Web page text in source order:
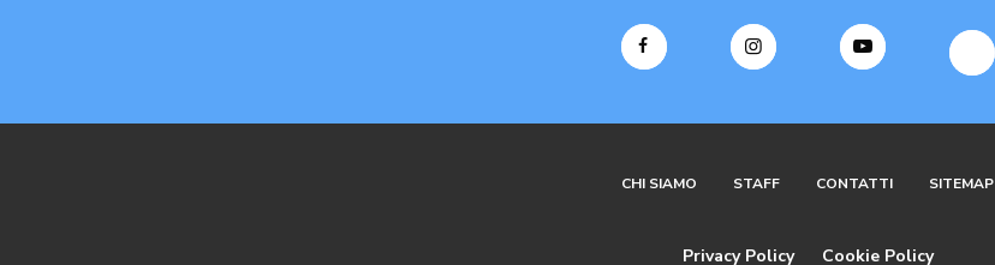
CHI SIAMO STAFF CONTATTI SITEMAP
Privacy Policy Cookie Policy